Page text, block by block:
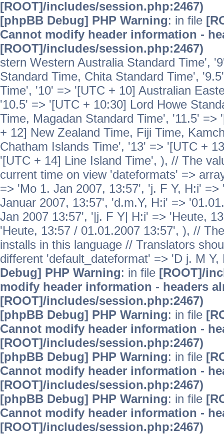
[ROOT]/includes/session.php:2467)
[phpBB Debug] PHP Warning: in file
Cannot modify header information -
[ROOT]/includes/session.php:2467)
stern Western Australia Standard Time',
Standard Time, Chita Standard Time',
Time', '10' => '[UTC + 10] Australian
'10.5' => '[UTC + 10:30] Lord Howe
Time, Magadan Standard Time', '11.5'
+ 12] New Zealand Time, Fiji Time,
Chatham Islands Time', '13' => '[UTC +
'[UTC + 14] Line Island Time', ), // The
current time on view 'dateformats' =>
=> 'Mo 1. Jan 2007, 13:57', 'j. F Y, H:i'
Januar 2007, 13:57', 'd.m.Y, H:i' =>
Jan 2007 13:57', '|j. F Y| H:i' => 'Heute,
'Heute, 13:57 / 01.01.2007 13:57', ), //
installs in this language // Translators
different 'default_dateformat' => 'D j. M
Debug] PHP Warning: in file [ROOT]/
modify header information - headers
[ROOT]/includes/session.php:2467)
[phpBB Debug] PHP Warning: in file
Cannot modify header information -
[ROOT]/includes/session.php:2467)
[phpBB Debug] PHP Warning: in file
Cannot modify header information -
[ROOT]/includes/session.php:2467)
[phpBB Debug] PHP Warning: in file
Cannot modify header information -
[ROOT]/includes/session.php:2467)